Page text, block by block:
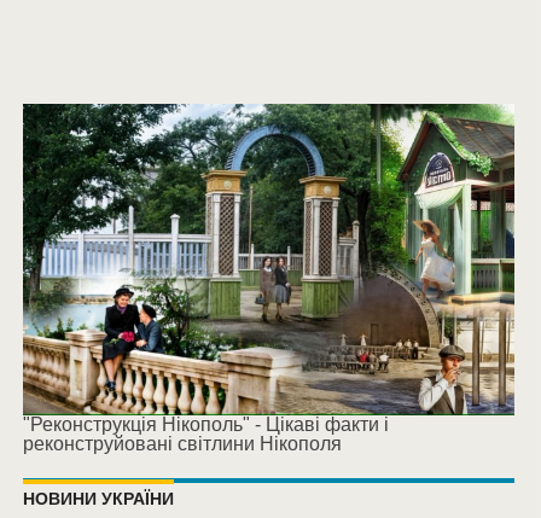
"Реконструкція Нікополь" - Цікаві факти і
реконструйовані світлини Нікополя
НОВИНИ УКРАЇНИ